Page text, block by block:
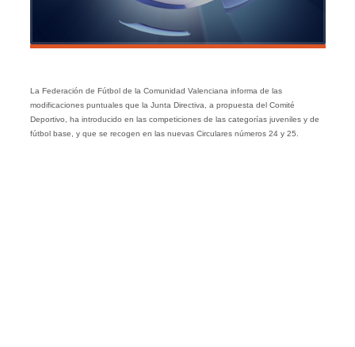
La Federación de Fútbol de la Comunidad Valenciana informa de las
modificaciones puntuales que la Junta Directiva, a propuesta del Comité
Deportivo, ha introducido en las competiciones de las categorías juveniles y de
fútbol base, y que se recogen en las nuevas Circulares números 24 y 25.